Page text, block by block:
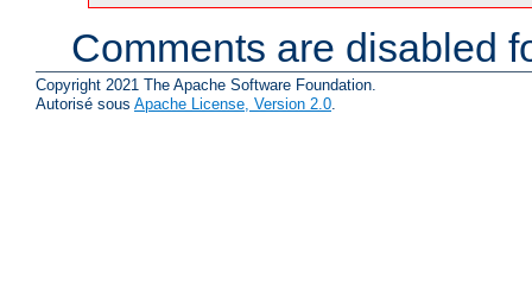
Comments are disabled
Copyright 2021 The Apache Software Foundation.
Autorisé sous Apache License, Version 2.0.